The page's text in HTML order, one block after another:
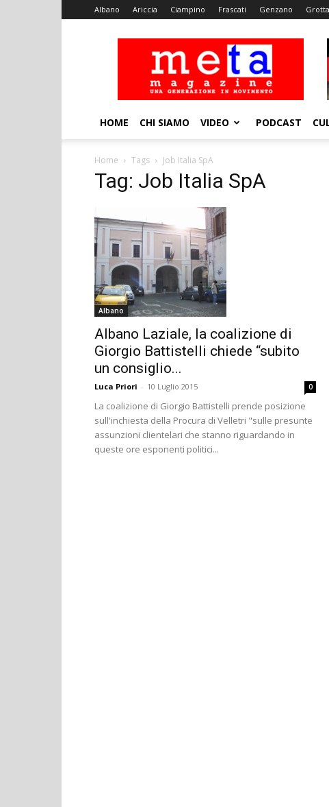
Albano Ariccia Ciampino Frascati Genzano
Meta
Magazine
HOME CHI SIAMO VIDEO PODCAST
Home Tags Job Italia SpA
Tag: Job Italia SpA
Albano
Albano Laziale, la coalizione di
Giorgio Battistelli chiede “subito
un consiglio...
Luca Priori - 10 Luglio 2015 0
La coalizione di Giorgio Battistelli prende posizione
sull'inchiesta della Procura di Velletri "sulle presunte
assunzioni clientelari che stanno riguardando in
queste ore esponenti politici...